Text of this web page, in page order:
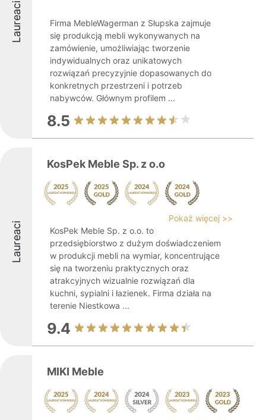
Laureaci
Firma MebleWagerman z Słupska zajmuje
się produkcją mebli wykonywanych na
zamówienie, umożliwiając tworzenie
indywidualnych oraz unikatowych
rozwiązań precyzyjnie dopasowanych do
konkretnych przestrzeni i potrzeb
nabywców. Głównym profilem ...
8.5
Laureaci
KosPek Meble Sp. z o.o
Pokaż więcej >>
KosPek Meble Sp. z o.o. to
przedsiębiorstwo z dużym doświadczeniem
w produkcji mebli na wymiar, koncentrujące
się na tworzeniu praktycznych oraz
atrakcyjnych wizualnie rozwiązań dla
kuchni, sypialni i łazienek. Firma działa na
terenie Niestkowa ...
9.4
MIKI Meble